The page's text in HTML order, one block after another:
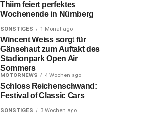
Thiim feiert perfektes
Wochenende in Nürnberg
SONSTIGES 1 Monat ago
Wincent Weiss sorgt für
Gänsehaut zum Auftakt des
Stadionpark Open Air
Sommers
MOTORNEWS 4 Wochen ago
Schloss Reichenschwand:
Festival of Classic Cars
SONSTIGES 3 Wochen ago